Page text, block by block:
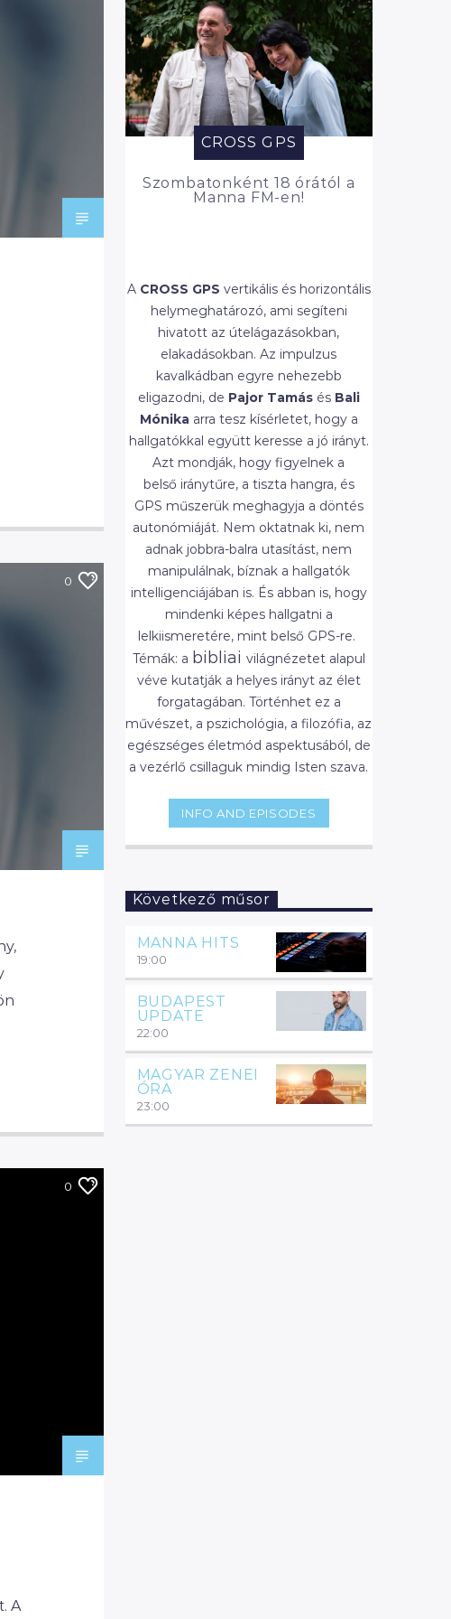
0
0
A
CROSS GPS
Szombatonként 18 órától a
Manna FM-en!
A CROSS GPS vertikális és horizontális
helymeghatározó, ami segíteni
hivatott az útelágazásokban,
elakadásokban. Az impulzus
kavalkádban egyre nehezebb
eligazodni, de Pajor Tamásés Bali
Mónika arra tesz kísérletet, hogy a
hallgatókkal együtt keresse a jó irányt.
Azt mondják, hogy figyelnek a
belső iránytűre, a tiszta hangra, és
GPS műszerük meghagyja a döntés
autonómiáját. Nem oktatnak ki, nem
adnak jobbra-balra utasítást, nem
manipulálnak, bíznak a hallgatók
intelligenciájában is. És abban is, hogy
mindenki képes hallgatni a
lelkiismeretére, mint belső GPS-re.
Témák: a bibliai világnézetet alapul
véve kutatják a helyes irányt az élet
forgatagában. Történhet ez a
művészet, a pszichológia, a filozófia, az
egészséges életmód aspektusából, de
a vezérlő csillaguk mindig Isten szava.
INFO AND EPISODES
Következő műsor
MANNA HITS
19:00
BUDAPEST
UPDATE
22:00
MAGYAR ZENEI
ÓRA
23:00